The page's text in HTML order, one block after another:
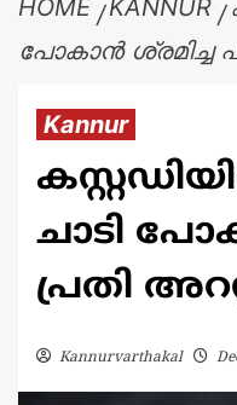
HOME KANNUR
പോകാൻ ശ്രമിച്ച
Kannur
ചാടി
പ്രതി
Kannurvarthakal